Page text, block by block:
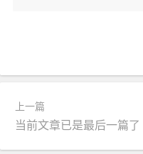
上一篇
当前文章已是最后一篇了